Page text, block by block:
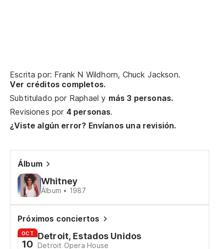
Escrita por: Frank N Wildhorn, Chuck Jackson.
Ver créditos completos.
Subtitulado por Raphael y más 3 personas.
Revisiones por 4 personas.
¿Viste algún error? Envíanos una revisión.
Álbum
Whitney
Álbum • 1987
Próximos conciertos
OCT
10
Detroit, Estados Unidos
Detroit Opera House